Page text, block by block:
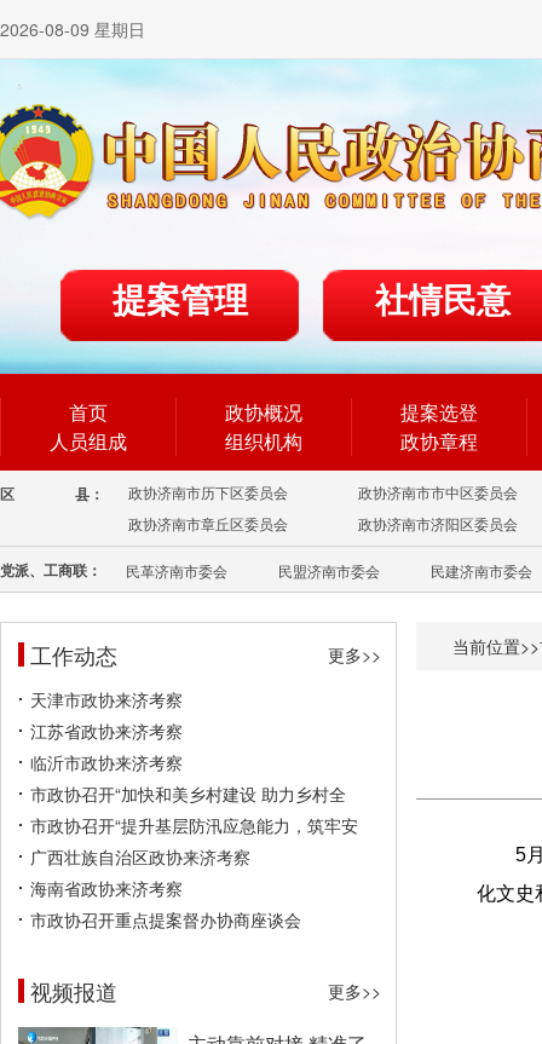
2026-08-09 星期日
提案管理 社情民意
首页
人员组成
政协概况
组织机构
提案选登
政协章程
区 县： 政协济南市历下区委员会
政协济南市市中区委员会
政协济南市章丘区委员会
政协济南市济阳区委员会
党派、工商联： 民革济南市委会 民盟济南市委会 民建济南市委会
工作动态
更多>>
天津市政协来济考察
江苏省政协来济考察
临沂市政协来济考察
市政协召开“加快和美乡村建设 助力乡村全
市政协召开“提升基层防汛应急能力，筑牢安
广西壮族自治区政协来济考察
海南省政协来济考察
市政协召开重点提案督办协商座谈会
视频报道 更多>>
当前位置>>
5
化文史